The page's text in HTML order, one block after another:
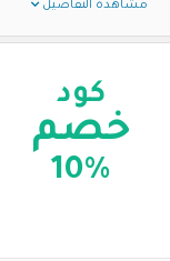
مشاهدة التفاصيل
كود
خصم
10%